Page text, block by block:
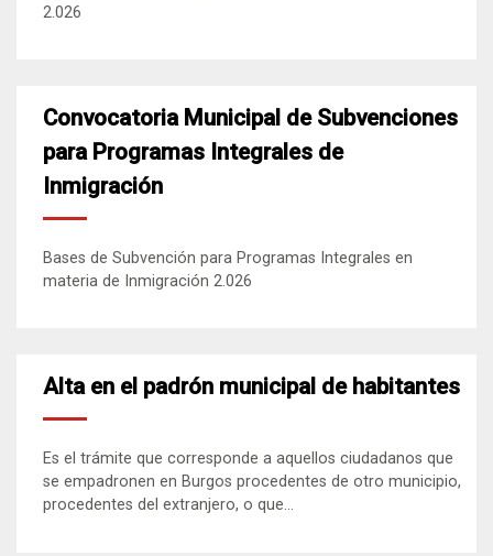
2.026
Convocatoria Municipal de Subvenciones
para Programas Integrales de
Inmigración
Bases de Subvención para Programas Integrales en
materia de Inmigración 2.026
Alta en el padrón municipal de habitantes
Es el trámite que corresponde a aquellos ciudadanos que
se empadronen en Burgos procedentes de otro municipio,
procedentes del extranjero, o que...